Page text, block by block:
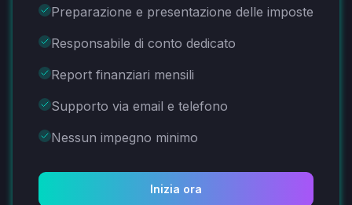
Preparazione e presentazione delle imposte
Responsabile di conto dedicato
Report finanziari mensili
Supporto via email e telefono
Nessun impegno minimo
Inizia ora